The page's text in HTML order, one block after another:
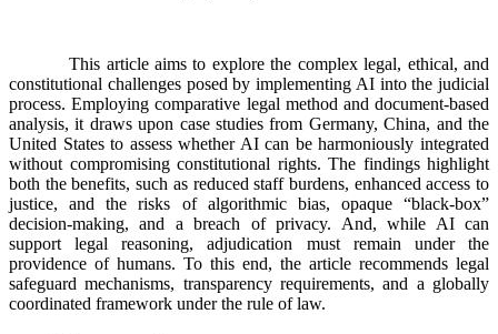
This article aims to explore the complex legal, ethical, and
constitutional challenges posed by implementing AI into the judicial
process. Employing comparative legal method and document-based
analysis, it draws upon case studies from Germany, China, and the
United States to assess whether AI can be harmoniously integrated
without compromising constitutional rights. The findings highlight
both the benefits, such as reduced staff burdens, enhanced access to
justice, and the risks of algorithmic bias, opaque “black-box”
decision-making, and a breach of privacy. And, while AI can
support legal reasoning, adjudication must remain under the
providence of humans. To this end, the article recommends legal
safeguard mechanisms, transparency requirements, and a globally
coordinated framework under the rule of law.